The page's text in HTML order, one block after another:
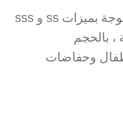
55نحن نقدم مجموعات المنتجات غير المنسوجة بميزات ss و sss
وحفاضات